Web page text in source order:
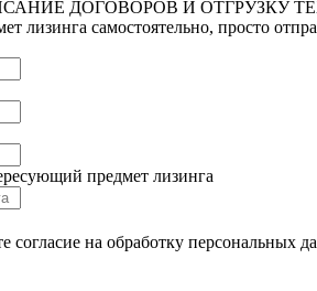
ДОГОВОРОВ И ОТГРУЗКУ
лизинга самостоятельно, просто
предмет лизинга
согласие на обработку персональных